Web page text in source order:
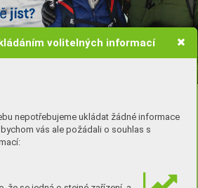
volitelných informací
nepotřebujeme ukládat žádné informace
vás ale požádali o souhlas s